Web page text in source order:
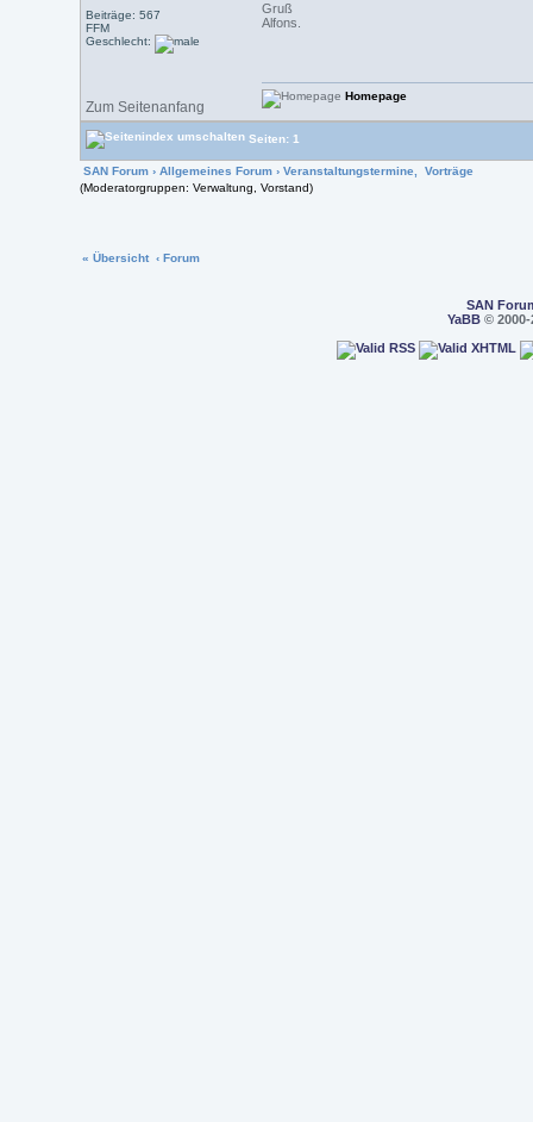
Beiträge: 567
FFM
Geschlecht:
Gruß
Alfons.
Zum Seitenanfang
Homepage
Seiten: 1
SAN Forum› Allgemeines Forum› Veranstaltungstermine, Vorträge
(Moderatorgruppen: Verwaltung, Vorstand)
« Übersicht ‹ Forum
SAN
YaBB© 2000-